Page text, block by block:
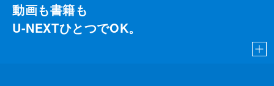
動画も書籍も
U-NEXTひとつでOK。